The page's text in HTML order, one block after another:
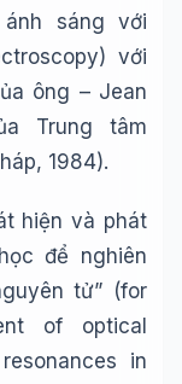
sáng với
với
ông – Jean
Trung tâm
, 1984).
hiện và phát
để nghiên
tử” (for
of optical
in